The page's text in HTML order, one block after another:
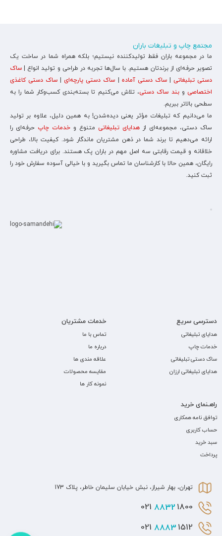
مجتمع چاپ و تبلیغات باران
ما در مجموعه باران فقط تولیدکننده نیستیم؛ بلکه همراه شما در ساخت یک
تصویر حرفه‌ای از برندتان هستیم. با سال‌ها تجربه در طراحی و تولید انواع | ساک
دستی تبلیغاتی |ساک دستی آماده ساک دستی پارچه‌ای| ساک دستی کاغذی
اختصاصی وبند ساک دستی، تلاش می‌کنیم تا بسته‌بندی کسب‌وکار شما را به
سطحی بالاتر ببریم.
ما می‌دانیم که تبلیغات مؤثر یعنی دیده‌شدن! به همین دلیل، علاوه بر تولید
ساک دستی، مجموعه‌ای از هدایای تبلیغاتی متنوع و خدمات چاپ حرفه‌ای را
ارائه می‌دهیم تا برند شما در ذهن مشتریان ماندگار شود. کیفیت بالا، طراحی
خلاقانه و قیمت رقابتی سه اصل مهم در باران پک هستند. برای دریافت مشاوره
رایگان، همین حالا با کارشناسان ما تماس بگیرید و با خیالی آسوده سفارش خود را
ثبت کنید.
دسترسی سریع
هدایای تبلیغاتی
خدمات چاپ
ساک دستی تبلیغاتی
هدایای تبلیغاتی ارزان
خدمات مشتریان
تماس با ما
درباره ما
علاقه مندی ها
مقایسه محصولات
نمونه کار ها
راهـنمای خرید
توافق نامه همکاری
حساب کاربری
سبد خرید
پرداخت
تهران، بهار شیراز، نبش خیابان سلیمان خاطر، پلاک 173
8832 1800 021
8883 1512 021